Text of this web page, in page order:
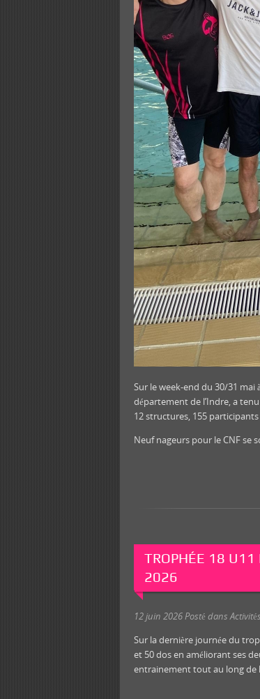
Sur le week-end du 30/31 mai
département de l’Indre, a
12 structures, 155
Neuf nageurs pour le CNF se
TROPHÉE 18 U11
2026
12 juin 2026Posté dans
Sur la dernière journée du
et 50 dos en améliorant ses
entrainement tout au long de